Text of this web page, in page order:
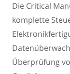
Die Critical
komplette
Überprüfung